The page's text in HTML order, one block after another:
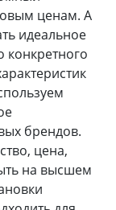
ценам. А
идеальное
конкретного
брендов.
цена,
на высшем